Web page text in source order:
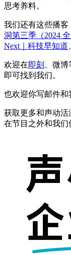
思考养料。
我们还有这些播客
洞第三季（2024 全
Next｜科技早知道
欢迎在即刻 、微
即可找到我们。
也欢迎你写邮件和
获取更多和声动活
在节目之外和我们